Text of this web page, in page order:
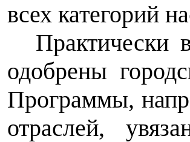
всех категорий
Практически
одобрены
Программы,
отраслей,